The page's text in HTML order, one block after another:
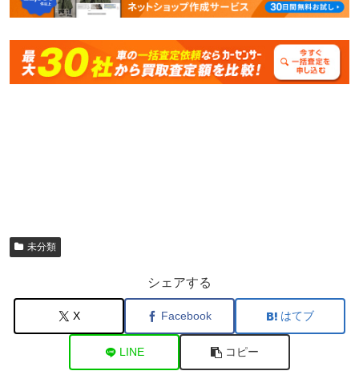
未分類
シェアする
X Facebook はてブ
LINE コピー